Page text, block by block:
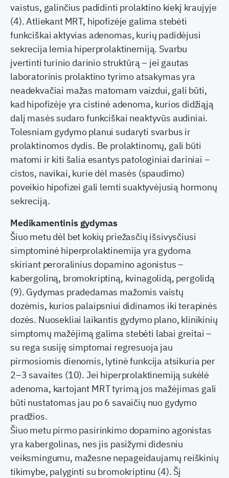
vaistus, galinčius padidinti prolaktino kiekį kraujyje
(4). Atliekant MRT, hipofizėje galima stebėti
funkciškai aktyvias adenomas, kurių padidėjusi
sekrecija lemia hiperprolaktinemiją. Svarbu
įvertinti turinio darinio struktūrą – jei gautas
laboratorinis prolaktino tyrimo atsakymas yra
neadekvačiai mažas matomam vaizdui, gali būti,
kad hipofizėje yra cistinė adenoma, kurios didžiąją
dalį masės sudaro funkciškai neaktyvūs audiniai.
Tolesniam gydymo planui sudaryti svarbus ir
prolaktinomos dydis. Be prolaktinomų, gali būti
matomi ir kiti šalia esantys patologiniai dariniai –
cistos, navikai, kurie dėl masės (spaudimo)
poveikio hipofizei gali lemti suaktyvėjusią hormonų
sekreciją.
Medikamentinis gydymas
Šiuo metu dėl bet kokių priežasčių išsivysčiusi
simptominė hiperprolaktinemija yra gydoma
skiriant peroralinius dopamino agonistus –
kabergoliną, bromokriptiną, kvinagolidą, pergolidą
(9). Gydymas pradedamas mažomis vaistų
dozėmis, kurios palaipsniui didinamos iki terapinės
dozės. Nuosekliai laikantis gydymo plano, klinikinių
simptomų mažėjimą galima stebėti labai greitai –
su rega susiję simptomai regresuoja jau
pirmosiomis dienomis, lytinė funkcija atsikuria per
2–3 savaites (10). Jei hiperprolaktinemiją sukėlė
adenoma, kartojant MRT tyrimą jos mažėjimas gali
būti nustatomas jau po 6 savaičių nuo gydymo
pradžios.
Šiuo metu pirmo pasirinkimo dopamino agonistas
yra kabergolinas, nes jis pasižymi didesniu
veiksmingumu, mažesne nepageidaujamų reiškinių
tikimybe, palyginti su bromokriptinu (4). Šį